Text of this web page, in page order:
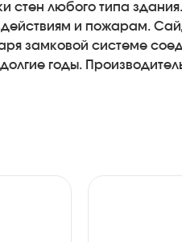
стен любого типа
и пожарам.
замковой системе
годы.